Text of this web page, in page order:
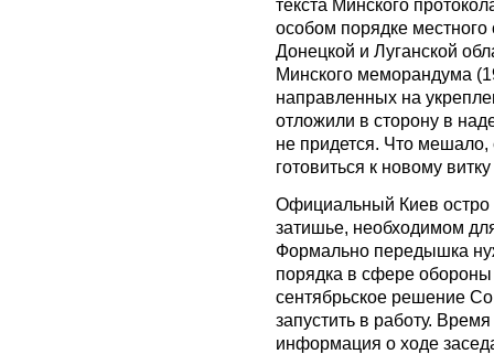
текста Минского
особом порядке
Донецкой и Луганской
Минского меморандума
направленных на
отложили в сторону в
не придется. Что
готовиться к новому
Официальный Киев остро
затишье, необходимом
Формально передышка
порядка в сфере
сентябрьское решение
запустить в работу.
информация о ходе